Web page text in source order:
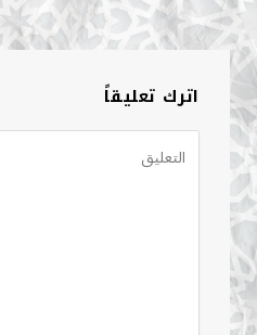
اترك تعليقاً